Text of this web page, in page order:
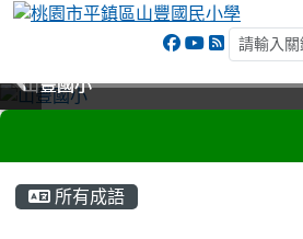
山豐國小
山豐國小
山豐國小
山豐國小
所有成語